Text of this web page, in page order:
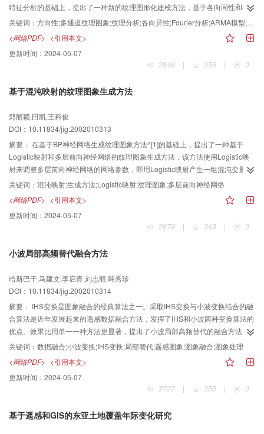
特征分析的基础上，提出了一种新的纹理图形化建模方法，基于各向同性和各
向异性分离的思想，分别从频域和空域研究了纹理图象的方向性及非方向性特
征。导出了确定纹理主控方向的有效计算方法，和残余图象的随机场模型逼
近，并将分析所得的参数用于纹理的综合，实验结果和性能分析与比较皆证实
了该方法的有效性和灵活性，表明能量多通道分析对于方向性纹理的表征和重
关键词： 方向性;多通道纹理图象;纹理分析;各向异性;Fourier分析;ARMA模型;参数估计;图象重构
<网络PDF> <引用本文>
更新时间： 2024-05-07
2946
| 356 | 0
基于混沌映射的纹理图象生成方法
郑丽颖,田凯,王科俊
DOI：10.11834/jig.2002010313
摘要： 在基于BP神经网络生成纹理图象方法^[1]的基础上，提出了一种基于
Logistic映射和多层前向神经网络的纹理图象生成方法，该方法使用Logistic映
射来调整多层前向神经网络的网络参数，即用Logistic映射产生一组混沌变量，
这组混沌变量中的每一个数对应一个需要调整的神经网络参数，由于Logistic映
射具有的混沌特性，使多层前向神经网络每次迭代都会产生一组不同的参数，
从而克服了使用BP算法调整神经网络参数时容易收敛的缺点，这种基于混沌映
射的方法既保留了基于BP神经网络生成纹理图象方法的优点，又对其进行了改
进。该方法因不需要计算网络的误差，从而大大简化了计算过程，并且可以产
法比原有的方法更加简单有效。
关键词： 混沌映射;生成方法;Logistic映射;纹理图象;多层前向神经网络
<网络PDF> <引用本文>
更新时间： 2024-05-07
2679
| 349 | 0
小波局部高频替代融合方法
哈斯巴干,马建文,李启青,刘志丽,韩秀珍
DOI：10.11834/jig.2002010314
摘要： IHS变换是图象融合的经典算法之一。采取IHS变换与小波变换结合的融
合算法是近年发展起来的遥感数据融合方法，发挥了IHS和小波两种变换算法的
优点。效果比用单一一种方法更显著，提出了小波局部高频替代的融合方法。
ETM遥感数据5、4、3波段由IHS盂塞尔彩色空间正变换后的Ⅰ亮度分量，经与
全色波段中高能量替代的小波变换，形成一个新的集中了Ⅰ亮度分量和全色波
段高频能量的新分量，再通过IHS进行反变换，经过实验，表明此方法可显著提
高融合后图象的分辨率，同时又保持了原来多光谱图象的光谱信息。将此方法
处理结果用在四川岷江“退耕还林”遥感调查项目中，可以提高土地利用计算精
关键词： 数据融合;小波变换;IHS变换;局部替代;遥感图象;图象融合;图象处理
<网络PDF> <引用本文>
更新时间： 2024-05-07
2727
| 355 | 0
基于遥感和GIS的东亚土地覆盖年际变化研究